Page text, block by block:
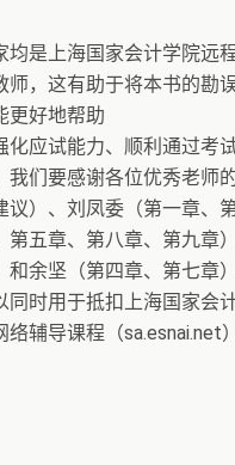
均是上海国家会计学院远
师，这有助于将本书的勘
更好地帮助
化应试能力、顺利通过考
我们要感谢各位优秀老师
）、刘凤委（第一章、第
第五章、第八章、第九章
和余坚（第四章、第七章
同时用于抵扣上海国家会
辅导课程（sa.esnai.net